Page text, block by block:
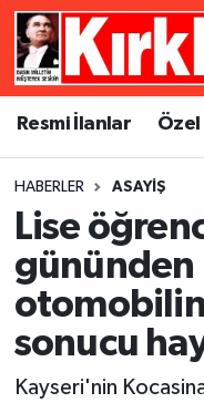
Resmi İlanlar Özel
HABERLER ASAYIŞ
Lise
gününden
otomobilin
sonucu
Kayseri'nin
Resmi İlanlar
Gündem
Ekonomi
Siyaset
Asayiş
Dünya
Eğitim
Kültür Sanat
Künye
Gizlilik
Merkez
Merkez Trafik
Süper Lig Puan
Tüm Manşetler
Son Dakika